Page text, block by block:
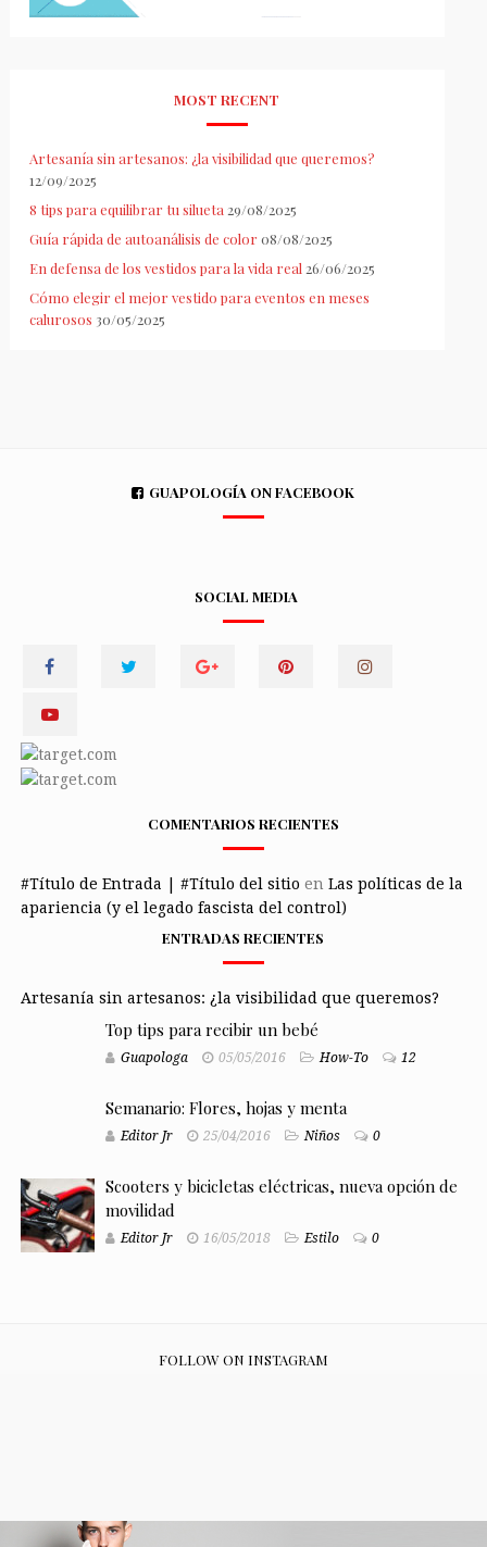
MOST RECENT
Artesanía sin artesanos: ¿la visibilidad que queremos?
12/09/2025
8 tips para equilibrar tu silueta 29/08/2025
Guía rápida de autoanálisis de color 08/08/2025
En defensa de los vestidos para la vida real 26/06/2025
Cómo elegir el mejor vestido para eventos en meses
calurosos 30/05/2025
GUAPOLOGÍA ON FACEBOOK
SOCIAL MEDIA
COMENTARIOS RECIENTES
#Título de Entrada | #Título del sitio en Las políticas de la
apariencia (y el legado fascista del control)
ENTRADAS RECIENTES
Artesanía sin artesanos: ¿la visibilidad que queremos?
Top tips para recibir un bebé
Guapologa 05/05/2016 How-To 12
Semanario: Flores, hojas y menta
Editor Jr 25/04/2016 Niños 0
Scooters y bicicletas eléctricas, nueva opción de
movilidad
Editor Jr 16/05/2018 Estilo 0
FOLLOW ON INSTAGRAM